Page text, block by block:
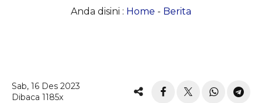
Anda disini : Home - Berita
Sab, 16 Des 2023
Dibaca 1185x